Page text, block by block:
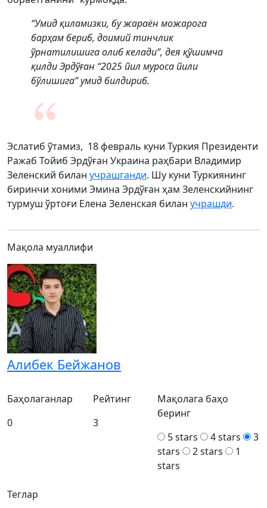
“Умид қиламизки, бу жараён можарога
барҳам бериб, доимий тинчлик
ўрнатилишига олиб келади”, дея қўшимча
қилди Эрдўған “2025 йил муроса йили
бўлишига” умид билдириб.
Эслатиб ўтамиз, 18 февраль куни Туркия Президенти
Ражаб Тойиб Эрдўған Украина раҳбари Владимир
Зеленский билан учрашганди. Шу куни Туркиянинг
биринчи хоними Эмина Эрдўған ҳам Зеленскийнинг
турмуш ўртоғи Елена Зеленская билан учрашди.
Мақола муаллифи
Алибек Бейжанов
Теглар
Баҳолаганлар
0
Рейтинг
3
Мақолага баҳо
беринг
5 stars
4 stars
3
stars
2 stars
1
stars